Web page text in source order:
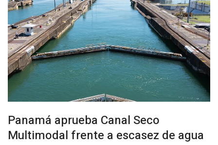
Panamá aprueba Canal Seco
Multimodal frente a escasez de agua